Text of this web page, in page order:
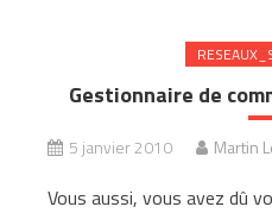
Gestionnaire de
5 janvier 2010 Martin
Vous aussi, vous avez dû